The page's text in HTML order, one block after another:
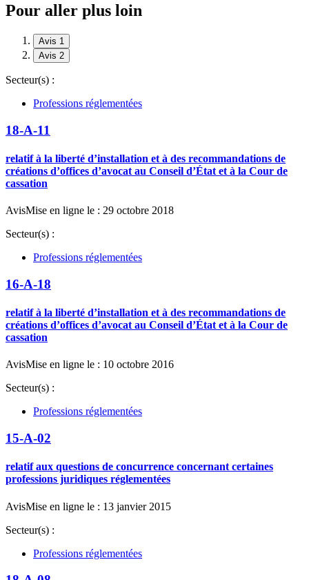
Pour aller plus loin
Avis 1
Avis 2
Secteur(s) :
Professions réglementées
18-A-11
relatif à la liberté d’installation et à des recommandations de
créations d’offices d’avocat au Conseil d’État et à la Cour de
cassation
AvisMise en ligne le : 29 octobre 2018
Secteur(s) :
Professions réglementées
16-A-18
relatif à la liberté d’installation et à des recommandations de
créations d’offices d’avocat au Conseil d’État et à la Cour de
cassation
AvisMise en ligne le : 10 octobre 2016
Secteur(s) :
Professions réglementées
15-A-02
relatif aux questions de concurrence concernant certaines
professions juridiques réglementées
AvisMise en ligne le : 13 janvier 2015
Secteur(s) :
Professions réglementées